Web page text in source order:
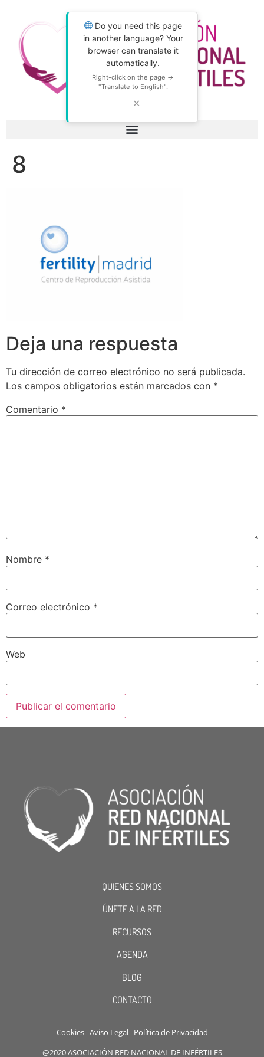
Do you need this page
in another language? Your
browser can translate it
automatically.
Right-click on the page →
"Translate to English".
✕
8
Deja una respuesta
Tu dirección de correo electrónico no será publicada.
Los campos obligatorios están marcados con *
Comentario *
Nombre *
Correo electrónico *
Web
QUIENES SOMOS
ÚNETE A LA RED
RECURSOS
AGENDA
BLOG
CONTACTO
Cookies Aviso Legal Política de Privacidad
@2020 ASOCIACIÓN RED NACIONAL DE INFÉRTILES